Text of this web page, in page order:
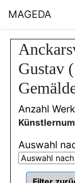
MAGEDA
Gustav
Anzahl
Auswahl